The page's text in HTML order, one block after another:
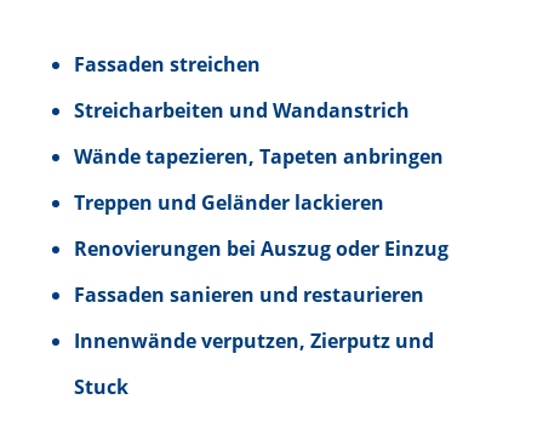
Fassaden streichen
Streicharbeiten und Wandanstrich
Wände tapezieren, Tapeten anbringen
Treppen und Geländer lackieren
Renovierungen bei Auszug oder Einzug
Fassaden sanieren und restaurieren
Innenwände verputzen, Zierputz und
Stuck